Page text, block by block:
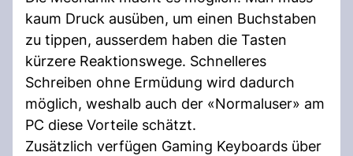
kaum Druck ausüben, um einen Buchstaben
zu tippen, ausserdem haben die Tasten
kürzere Reaktionswege. Schnelleres
Schreiben ohne Ermüdung wird dadurch
möglich, weshalb auch der «Normaluser» am
PC diese Vorteile schätzt.
Zusätzlich verfügen Gaming Keyboards über